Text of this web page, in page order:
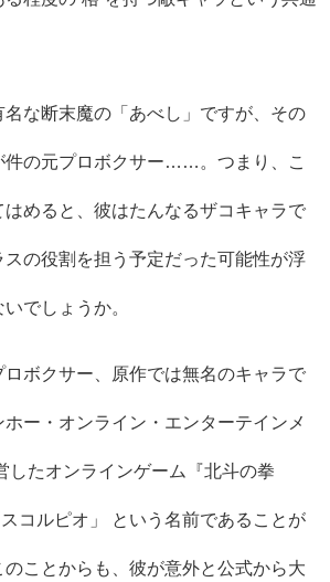
な断末魔の「あべし」ですが、その
件の元プロボクサー……。つまり、こ
はめると、彼はたんなるザコキャラで
の役割を担う予定だった可能性が浮
でしょうか。
ボクサー、原作では無名のキャラで
ホー・オンライン・エンターテインメ
したオンラインゲーム『北斗の拳
コルピオ」 という名前であることが
ことからも、彼が意外と公式から大